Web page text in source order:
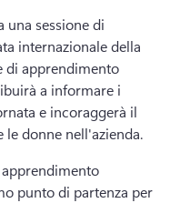
una sessione di
internazionale della
di apprendimento
a informare i
e incoraggerà il
le donne nell'azienda.
punto di partenza per